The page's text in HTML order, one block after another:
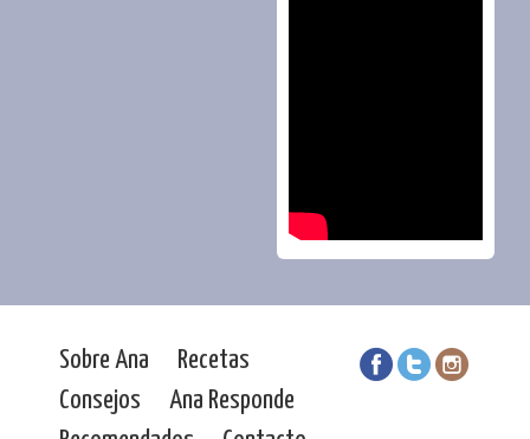
Sobre Ana
Recetas
Consejos
Ana Responde